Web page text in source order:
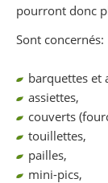
pourront donc
Sont concernés:
barquettes et
assiettes,
couverts
touillettes,
pailles,
mini-pics,